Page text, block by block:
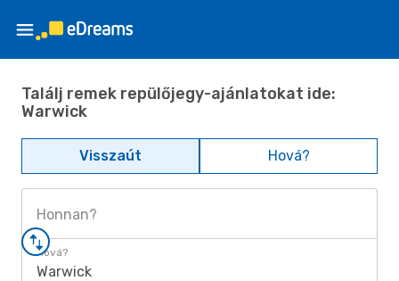
Találj remek repülőjegy-ajánlatokat ide:
Warwick
Visszaút Hová?
Honnan?
Hová?
Warwick